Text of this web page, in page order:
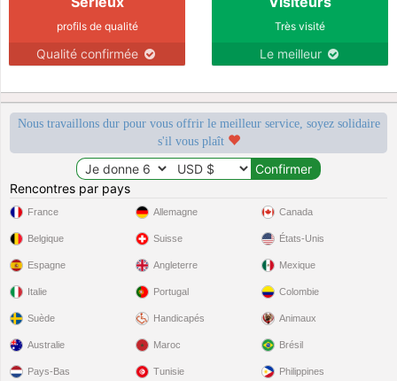
profils de qualité
Qualité confirmée
Très visité
Le meilleur
Nous travaillons dur pour vous offrir le meilleur service, soyez solidaire
s'il vous plaît
Rencontres par pays
France
Belgique
Espagne
Italie
Suède
Allemagne
Suisse
Angleterre
Portugal
Handicapés
Canada
États-Unis
Mexique
Colombie
Animaux
Australie
Pays-Bas
Maroc
Tunisie
Brésil
Philippines